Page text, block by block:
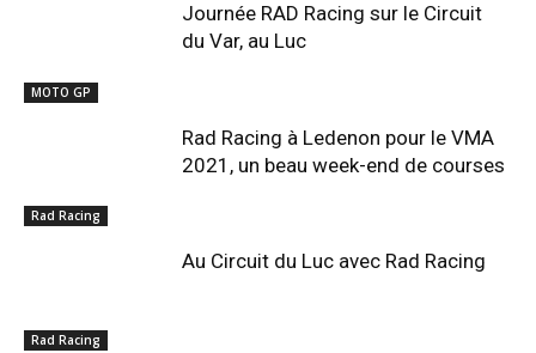
MOTO GP
Journée RAD Racing sur le Circuit
du Var, au Luc
Rad Racing
Rad Racing à Ledenon pour le VMA
2021, un beau week-end de courses
Rad Racing
Au Circuit du Luc avec Rad Racing